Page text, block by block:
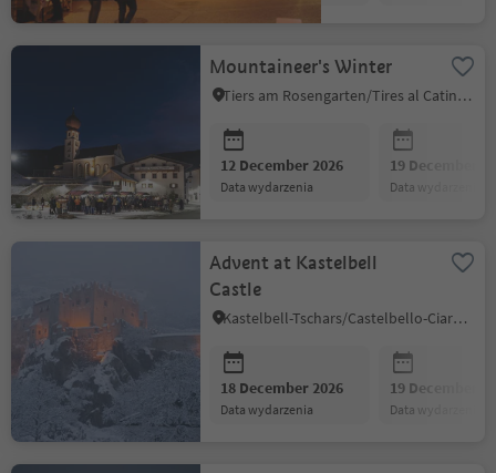
Mountaineer's Winter
Tiers am Rosengarten/Tires al Catinaccio, Dolomites Region Seiser Alm
12 December 2026
data wydarzenia
19 December
data wydarzenia
Advent at Kastelbell
Castle
Kastelbell-Tschars/Castelbello-Ciardes, Vinschgau/Val Venosta
18 December 2026
data wydarzenia
19 December
data wydarzenia